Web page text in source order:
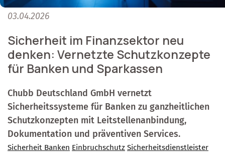
03.04.2026
Sicherheit im Finanzsektor neu
denken: Vernetzte Schutzkonzepte
für Banken und Sparkassen
Chubb Deutschland GmbH vernetzt
Sicherheitssysteme für Banken zu ganzheitlichen
Schutzkonzepten mit Leitstellenanbindung,
Dokumentation und präventiven Services.
Sicherheit Banken Einbruchschutz Sicherheitsdienstleister